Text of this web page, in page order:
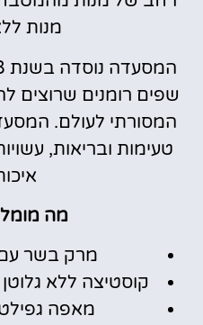
מנות
שפים רומנים שרוצים
המסורתי לעולם.
טעימות ובריאות,
מה
מרק בשר עם
קוסטיצה ללא
מאפה